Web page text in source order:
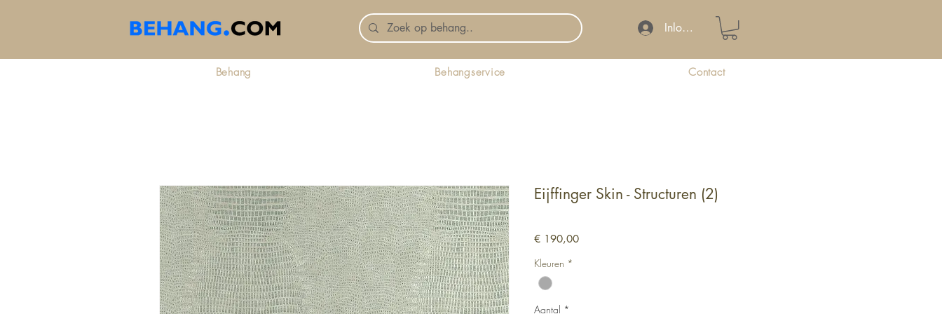
Inloggen
Behang Behangservice Contact
Eijffinger Skin - Structuren (2)
€ 190,00Prijs
Kleuren *
Aantal *